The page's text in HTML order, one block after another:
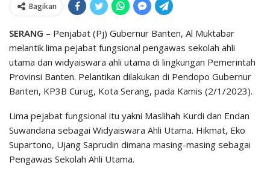
Bagikan
SERANG – Penjabat (Pj) Gubernur Banten, Al Muktabar
melantik lima pejabat fungsional pengawas sekolah ahli
utama dan widyaiswara ahli utama di lingkungan Pemerintah
Provinsi Banten. Pelantikan dilakukan di Pendopo Gubernur
Banten, KP3B Curug, Kota Serang, pada Kamis (2/1/2023).
Lima pejabat fungsional itu yakni Maslihah Kurdi dan Endan
Suwandana sebagai Widyaiswara Ahli Utama. Hikmat, Eko
Supartono, Ujang Saprudin dimana masing-masing sebagai
Pengawas Sekolah Ahli Utama.